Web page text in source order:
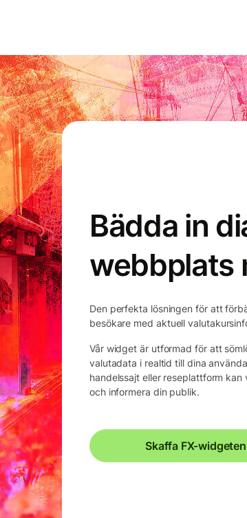
Bädda in
webbplats
Den perfekta lösningen för att
besökare med aktuell
Vår widget är utformad för att
valutadata i realtid till dina
handelssajt eller reseplattform
och informera din publik.
Skaffa FX-widgeten